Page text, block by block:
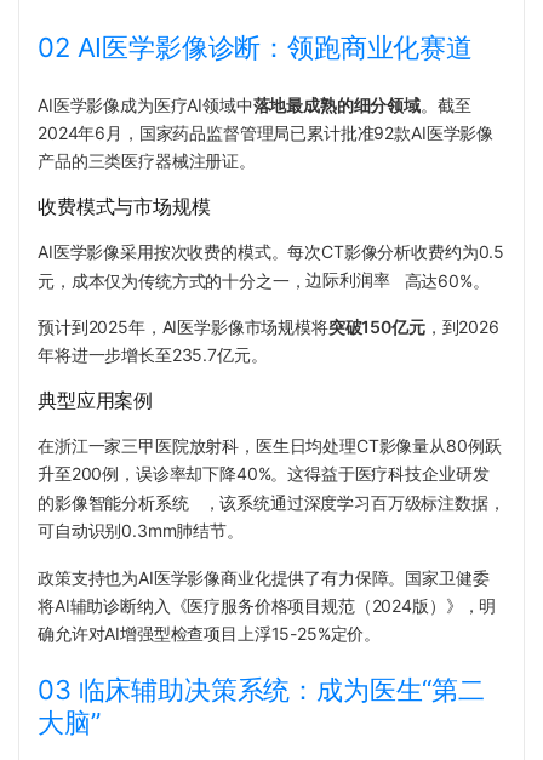
02 AI医学影像诊断：领跑商业化赛道
AI医学影像成为医疗AI领域中落地最成熟的细分领域。截至
2024年6月，国家药品监督管理局已累计批准92款AI医学影像
产品的三类医疗器械注册证。
收费模式与市场规模
AI医学影像采用按次收费的模式。每次CT影像分析收费约为0.5
元，成本仅为传统方式的十分之一，边际利润率 高达60%。
预计到2025年，AI医学影像市场规模将突破150亿元，到2026
年将进一步增长至235.7亿元。
典型应用案例
在浙江一家三甲医院放射科，医生日均处理CT影像量从80例跃
升至200例，误诊率却下降40%。这得益于医疗科技企业研发
的影像智能分析系统
，该系统通过深度学习百万级标注数据，
可自动识别0.3mm肺结节。
政策支持也为AI医学影像商业化提供了有力保障。国家卫健委
将AI辅助诊断纳入《医疗服务价格项目规范（2024版）》，明
确允许对AI增强型检查项目上浮15-25%定价。
03 临床辅助决策系统：成为医生“第二
大脑”